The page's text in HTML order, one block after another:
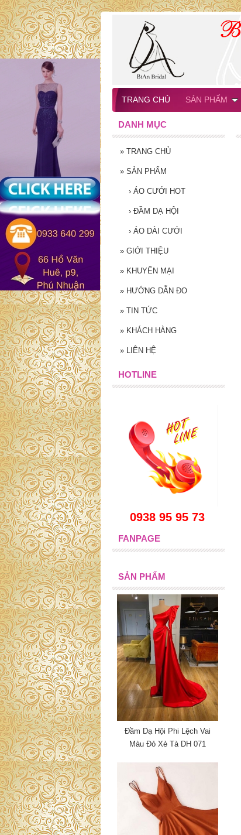
DANH MỤC
» TRANG CHỦ
» SẢN PHẨM
› ÁO CƯỚI HOT
› ĐẦM DẠ HỘI
› ÁO DÀI CƯỚI
» GIỚI THIỆU
» KHUYẾN MẠI
» HƯỚNG DẪN ĐO
» TIN TỨC
» KHÁCH HÀNG
» LIÊN HỆ
HOTLINE
0938 95 95 73
FANPAGE
SẢN PHẨM
Đầm Dạ Hội Phi Lệch Vai
Màu Đỏ Xẻ Tà DH 071
TRANG CHỦ SẢN PHẨM